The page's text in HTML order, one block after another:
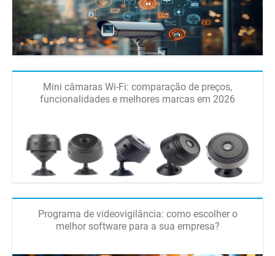
Mini câmaras Wi-Fi: comparação de preços,
funcionalidades e melhores marcas em 2026
Programa de videovigilância: como escolher o
melhor software para a sua empresa?